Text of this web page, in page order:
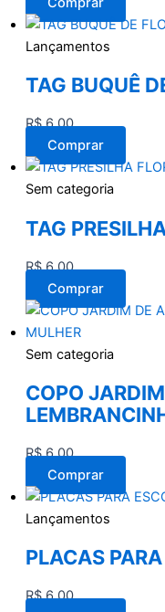
Lançamentos
TAG BUQUÊ
R$6,00
Comprar
Sem categoria
TAG
R$6,00
Comprar
Sem categoria
COPO
R$6,00
Comprar
Lançamentos
PLACAS
R$6,00